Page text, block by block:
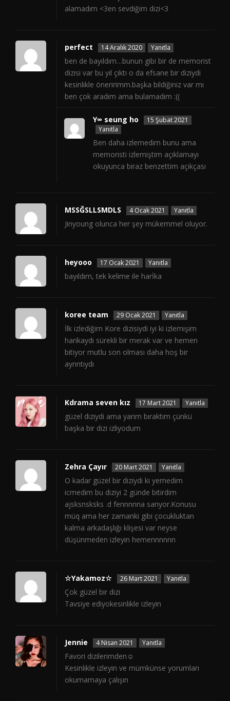
alamadım <3en sevdiğim dizi<3
perfect 14 Aralık 2020 Yanıtla
ben de bayıldım…bunun gibi bir de memorist
dizisi var bu yıl çıktı o da efsane bir diziydi
kesinlikle öneririmm.başka bildiğiniz var mı
ben çok aradım ama bulamadım :((
Y∞ seung ho
15 Şubat 2021
Yanıtla
Ben daha izlemedim bunu ama
memoristi izlemiştim açıklamayı
okuyunca biraz benzettim açıkçası
MSSĞSLLSMDLS 4 Ocak 2021 Yanıtla
Jinyoung olunca her şey mükemmel oluyor.
heyooo 17 Ocak 2021 Yanıtla
bayıldım, tek kelime ile harİka
koree team 29 Ocak 2021 Yanıtla
İlk izlediğim Kore dizisiydi iyi ki izlemişim
harikaydı sürekli bir merak var ve hemen
bitiyor mutlu son olması daha hoş bir
ayrıntıydı
Kdrama seven kız 17 Mart 2021 Yanıtla
güzel diziydi ama yarım bıraktım çünkü
başka bir dizi izliyodum
Zehra Çayır 20 Mart 2021 Yanıtla
O kadar güzel bir diziydi ki yemedim
icmedim bu diziyi 2 günde bitirdim
ajsksnsksks .d fennnnna sarıyor.Konusu
müq ama her zamanki gibi çocukluktan
kalma arkadaşlığı klişesi var neyse
düşünmeden izleyin hemennnnnn
☆Yakamoz☆ 26 Mart 2021 Yanıtla
Çok güzel bir dizi
Tavsiye ediyokesinlikle izleyin
Jennie 4 Nisan 2021 Yanıtla
Favori dizilerimden☺
Kesinlikle izleyin ve mümkünse yorumları
okumamaya çalışın